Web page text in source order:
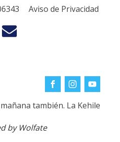
Aviso de Privacidad
también. La Kehile
by Wolfate